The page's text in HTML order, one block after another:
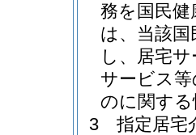
務を国民
は、当該国
し、居宅
サービス
のに関す
3
指定居宅